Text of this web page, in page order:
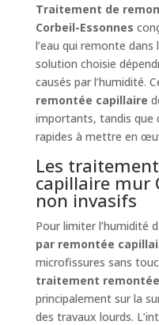
Traitement de
Corbeil-Essonnes
l’eau qui remonte dans
solution choisie
causés par l’humidité.
remontée capillaire
importants, tandis que
rapides à mettre en
Les
capillaire mur
non invasifs
Pour limiter l’humidité
par remontée
microfissures sans
traitement
principalement sur la
des travaux lourds.